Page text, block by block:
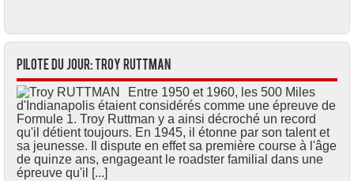
Pilote du jour: Troy RUTTMAN
Entre 1950 et 1960, les 500 Miles
d'Indianapolis étaient considérés comme une épreuve de
Formule 1. Troy Ruttman y a ainsi décroché un record
qu'il détient toujours. En 1945, il étonne par son talent et
sa jeunesse. Il dispute en effet sa première course à l'âge
de quinze ans, engageant le roadster familial dans une
épreuve qu'il [...]